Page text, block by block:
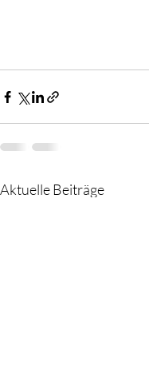
Aktuelle Beiträge